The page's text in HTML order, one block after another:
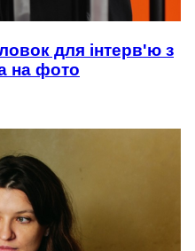
для інтерв'ю з
на фото